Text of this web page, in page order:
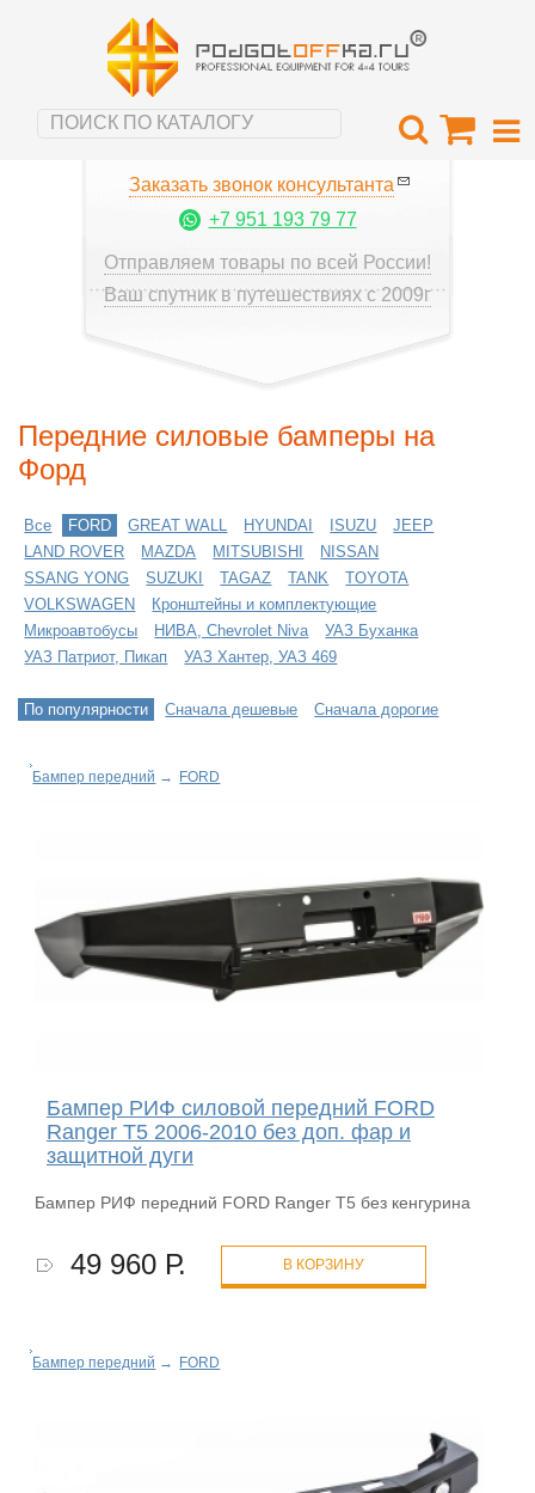
Заказать звонок консультанта
+7 951 193 79 77
Отправляем товары по всей России!
Ваш спутник в путешествиях с 2009г
Передние силовые бамперы на
Форд
Все FORD GREAT WALL HYUNDAI ISUZU
JEEP
LAND ROVER
MAZDA MITSUBISHI
NISSAN
SSANG YONG
SUZUKI TAGAZ TANK
TOYOTA
VOLKSWAGEN
Кронштейны и комплектующие
Микроавтобусы
НИВА, Chevrolet Niva
УАЗ Буханка
УАЗ Патриот, Пикап
УАЗ Хантер, УАЗ 469
По популярности Сначала дешевые Сначала дорогие
Бампер передний → FORD
Бампер РИФ силовой передний FORD
Ranger T5 2006-2010 без доп. фар и
защитной дуги
Бампер РИФ передний FORD Ranger T5 без кенгурина
49 960 Р. В КОРЗИНУ
Бампер передний → FORD